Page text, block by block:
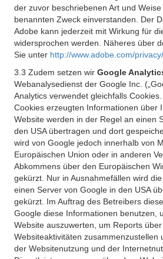
der zuvor beschriebenen Art und
benannten Zweck einverstanden. Der
Adobe kann jederzeit mit Wirkung für
widersprochen werden. Näheres über
Sie unter http://www.adobe.com/
3.3 Zudem setzen wir Google
Webanalysedienst der Google Inc.
Analytics verwendet gleichfalls
Cookies erzeugten Informationen über
Website werden in der Regel an einen
den USA übertragen und dort
wird von Google jedoch innerhalb von
Europäischen Union oder in anderen
Abkommens über den Europäischen
gekürzt. Nur in Ausnahmefällen wird
einen Server von Google in den USA
gekürzt. Im Auftrag des Betreibers
Google diese Informationen benutzen,
Website auszuwerten, um Reports
Websiteaktivitäten zusammenzustellen
der Websitenutzung und der